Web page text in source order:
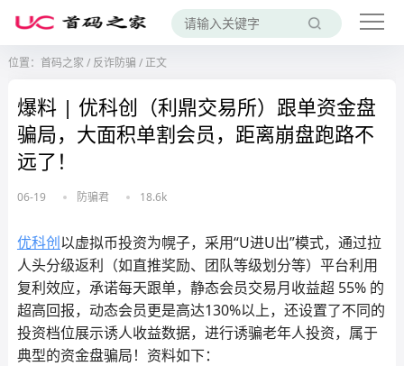
位置： 首码之家 / 反诈防骗 /正文
爆料 | 优科创（利鼎交易所）跟单资金盘
骗局，大面积单割会员，距离崩盘跑路不
远了！
06-19 防骗君 18.6k
优科创以虚拟币投资为幌子，采用“U进U出”模式，通过拉
人头分级返利（如直推奖励、团队等级划分等）平台利用
复利效应，承诺每天跟单，静态会员交易月收益超 55% 的
超高回报，动态会员更是高达130%以上，还设置了不同的
投资档位展示诱人收益数据，进行诱骗老年人投资，属于
典型的资金盘骗局！资料如下：